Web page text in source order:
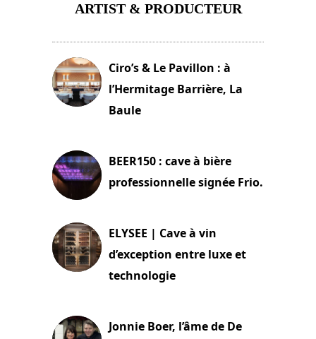
ARTIST & PRODUCTEUR
Ciro’s & Le Pavillon : à
l’Hermitage Barrière, La
Baule
BEER150 : cave à bière
professionnelle signée Frio.
ELYSEE | Cave à vin
d’exception entre luxe et
technologie
Jonnie Boer, l’âme de De